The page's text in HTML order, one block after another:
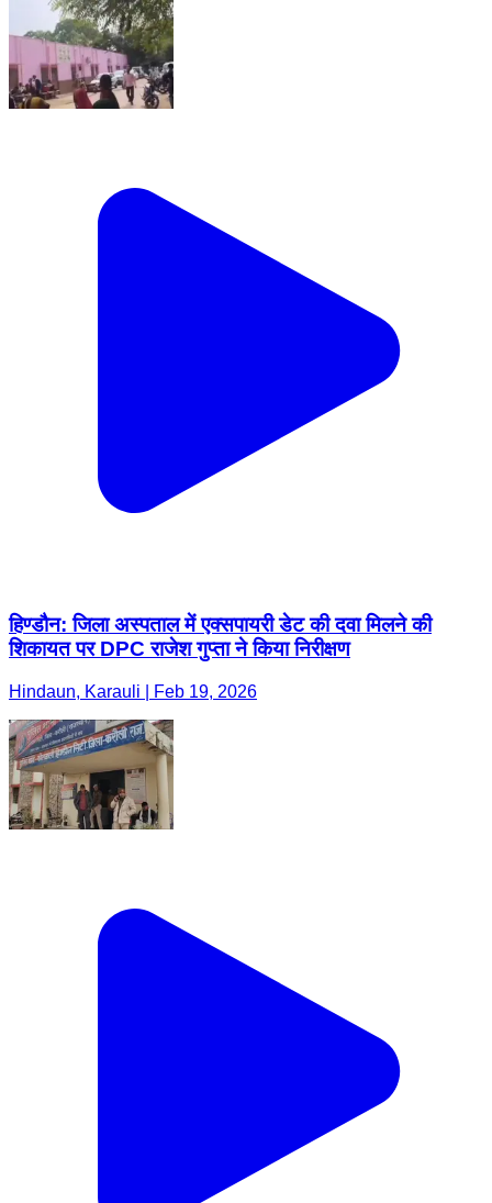
हिण्डौन: जिला अस्पताल में एक्सपायरी डेट की दवा मिलने की
शिकायत पर DPC राजेश गुप्ता ने किया निरीक्षण
Hindaun, Karauli | Feb 19, 2026